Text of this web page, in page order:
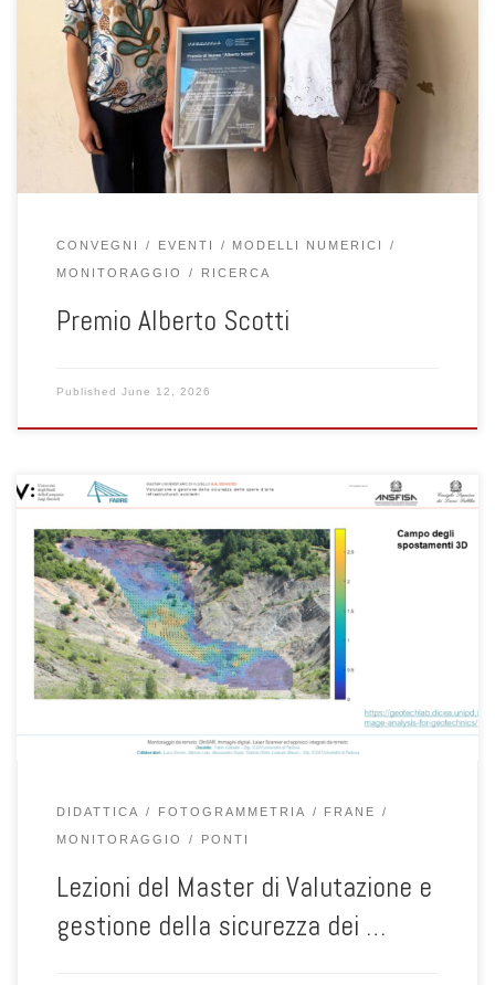
Ippolito Nievo), si è svolta la cerimonia di premiazione Le Grandi
Opere dell’Ingegneria Italiana con il premio Alberto Scotti,
promosso da Technital. Il riconoscimento è stato assegnato alla
studentessa Anna Barin per la tesi dedicata al calcolo ex-post dei
CONVEGNI EVENTI MODELLI NUMERICI
MONITORAGGIO RICERCA
Premio Alberto Scotti
Published June 12, 2026
Sabato 9 maggio dalle 9:30 alle 13:30 il prof. Fabio Gabrieli ha
tenuto due lezioni del Modulo 7 del Master Universitario di II Livello
“Valutazione e gestione della sicurezza delle opere d’arte
infrastrutturali esistenti”, promosso dalla Università degli Studi
della Campania Luigi Vanvitelli con il patrocinio del Consorzio
FABRE. Le […]
DIDATTICA FOTOGRAMMETRIA FRANE
MONITORAGGIO PONTI
Lezioni del Master di Valutazione e
gestione della sicurezza dei …